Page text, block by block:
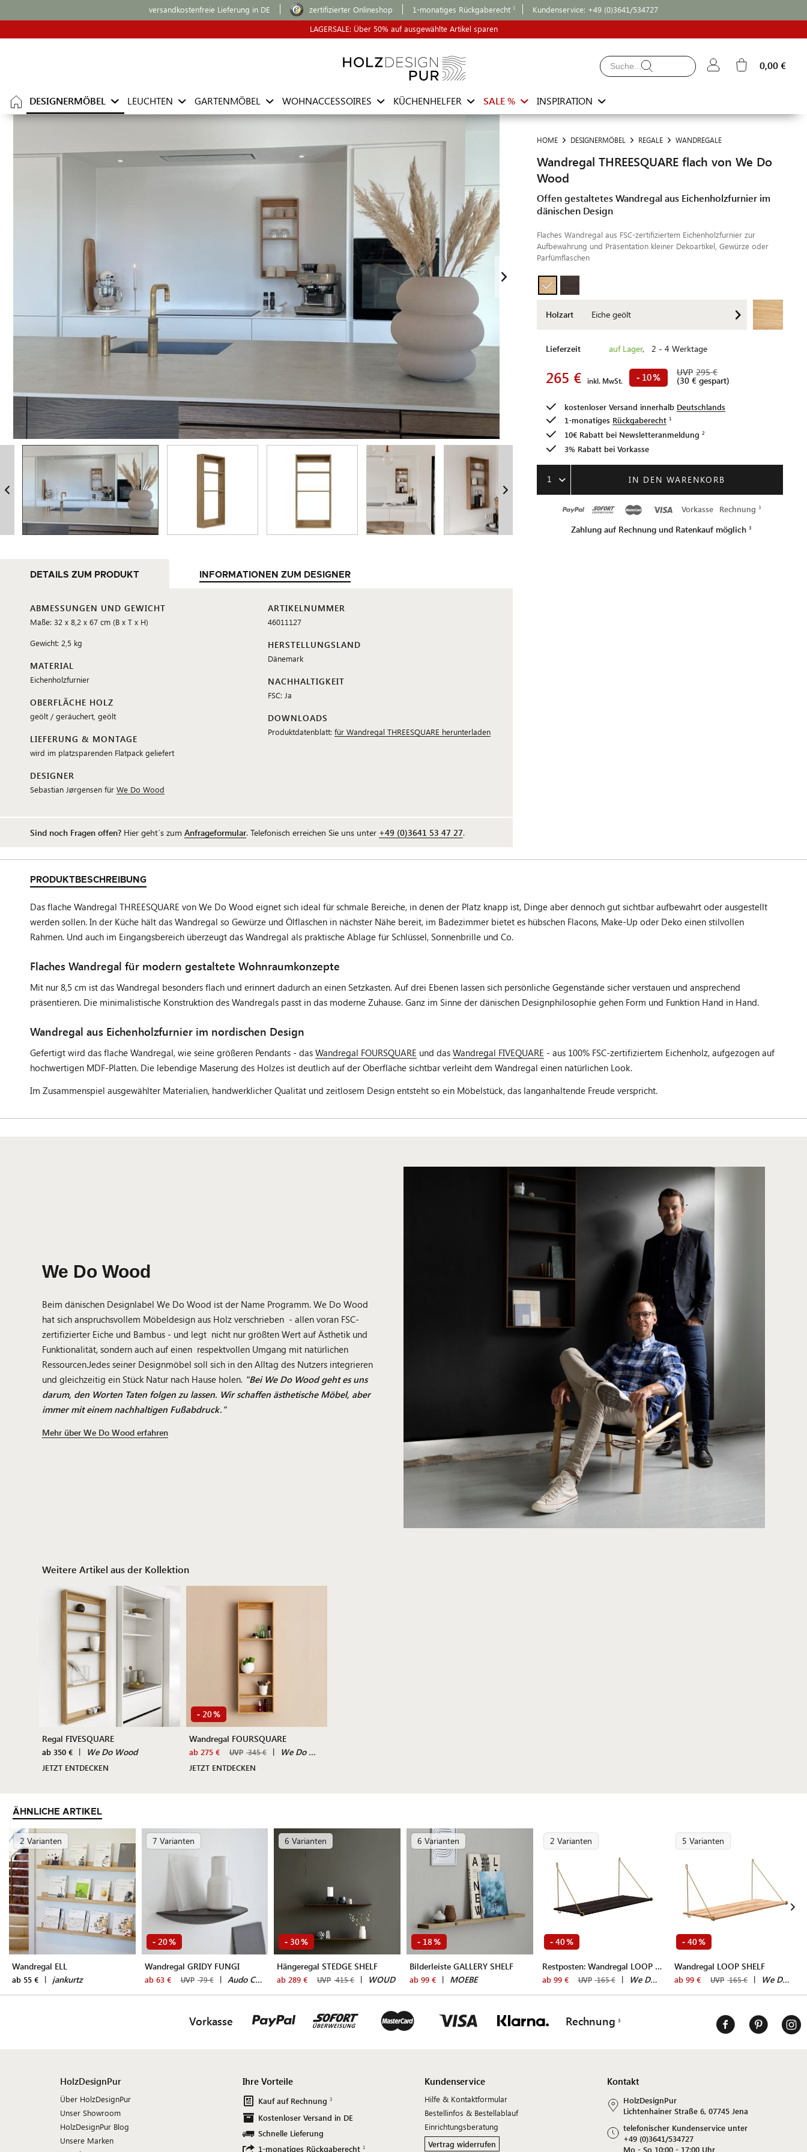
versandkostenfreie Lieferung in DE zertifizierter Onlineshop 1-monatiges Rückgaberecht Kundenservice: +49 (0)3641/534727
LAGERSALE: Über 50% auf ausgewählte Artikel sparen
0,00 €
DESIGNERMÖBEL LEUCHTEN GARTENMÖBEL WOHNACCESSOIRES KÜCHENHELFER SALE % INSPIRATION
HOME DESIGNERMÖBEL REGALE WANDREGALE
Wandregal THREESQUARE flach von We Do
Wood
Offen gestaltetes Wandregal aus Eichenholzfurnier im
dänischen Design
Flaches Wandregal aus FSC-zertifiziertem Eichenholzfurnier zur
Aufbewahrung und Präsentation kleiner Dekoartikel, Gewürze oder
Parfümflaschen
Holzart Eiche geölt
Lieferzeit auf Lager, 2 - 4 Werktage
265 € inkl. MwSt. - 10%
UVP 295 €
(30 € gespart)
kostenloser Versand innerhalb Deutschlands
1-monatiges Rückgaberecht
10€ Rabatt bei Newsletteranmeldung
3% Rabatt bei Vorkasse
1 IN DEN WARENKORB
Vorkasse Rechnung
Zahlung auf Rechnung und Ratenkauf möglich
DETAILS ZUM PRODUKT INFORMATIONEN ZUM DESIGNER
ABMESSUNGEN UND GEWICHT
Maße: 32 x 8,2 x 67 cm (B x T x H)
Gewicht: 2,5 kg
MATERIAL
Eichenholzfurnier
OBERFLÄCHE HOLZ
geölt / geräuchert, geölt
LIEFERUNG & MONTAGE
wird im platzsparenden Flatpack geliefert
DESIGNER
Sebastian Jørgensen für We Do Wood
ARTIKELNUMMER
46011127
HERSTELLUNGSLAND
Dänemark
NACHHALTIGKEIT
FSC: Ja
DOWNLOADS
Produktdatenblatt: für Wandregal THREESQUARE herunterladen
Sind noch Fragen offen? Hier geht´s zum Anfrageformular. Telefonisch erreichen Sie uns unter +49 (0)3641 53 47 27.
PRODUKTBESCHREIBUNG
Das flache Wandregal THREESQUARE von We Do Wood eignet sich ideal für schmale Bereiche, in denen der Platz knapp ist, Dinge aber dennoch gut sichtbar aufbewahrt oder ausgestellt
werden sollen. In der Küche hält das Wandregal so Gewürze und Ölflaschen in nächster Nähe bereit, im Badezimmer bietet es hübschen Flacons, Make-Up oder Deko einen stilvollen
Rahmen. Und auch im Eingangsbereich überzeugt das Wandregal als praktische Ablage für Schlüssel, Sonnenbrille und Co.
Flaches Wandregal für modern gestaltete Wohnraumkonzepte
Mit nur 8,5 cm ist das Wandregal besonders flach und erinnert dadurch an einen Setzkasten. Auf drei Ebenen lassen sich persönliche Gegenstände sicher verstauen und ansprechend
präsentieren. Die minimalistische Konstruktion des Wandregals passt in das moderne Zuhause. Ganz im Sinne der dänischen Designphilosophie gehen Form und Funktion Hand in Hand.
Wandregal aus Eichenholzfurnier im nordischen Design
Gefertigt wird das flache Wandregal, wie seine größeren Pendants - das Wandregal FOURSQUARE und das Wandregal FIVEQUARE - aus 100% FSC-zertifiziertem Eichenholz, aufgezogen auf
hochwertigen MDF-Platten. Die lebendige Maserung des Holzes ist deutlich auf der Oberfläche sichtbar verleiht dem Wandregal einen natürlichen Look.
Im Zusammenspiel ausgewählter Materialien, handwerklicher Qualität und zeitlosem Design entsteht so ein Möbelstück, das langanhaltende Freude verspricht.
We Do Wood
Beim dänischen Designlabel We Do Wood ist der Name Programm. We Do Wood
hat sich anspruchsvollem Möbeldesign aus Holz verschrieben - allen voran FSC-
zertifizierter Eiche und Bambus - und legt nicht nur größten Wert auf Ästhetik und
Funktionalität, sondern auch auf einen respektvollen Umgang mit natürlichen
Ressourcen.Jedes seiner Designmöbel soll sich in den Alltag des Nutzers integrieren
und gleichzeitig ein Stück Natur nach Hause holen. "Bei We Do Wood geht es uns
darum, den Worten Taten folgen zu lassen. Wir schaffen ästhetische Möbel, aber
immer mit einem nachhaltigen Fußabdruck."
Mehr über We Do Wood erfahren
Weitere Artikel aus der Kollektion
Regal FIVESQUARE
ab 350 € | We Do Wood
JETZT ENTDECKEN
- 20%
Wandregal FOURSQUARE
ab 275 € UVP 345 € | We Do Wood
JETZT ENTDECKEN
ÄHNLICHE ARTIKEL
2 Varianten
Wandregal ELL
ab 55 € | jankurtz
7 Varianten
- 20%
Wandregal GRIDY FUNGI
ab 63 € UVP 79 € | Audo Copenhagen
6 Varianten
- 30%
Hängeregal STEDGE SHELF
ab 289 € UVP 415 € | WOUD
6 Varianten
- 18%
Bilderleiste GALLERY SHELF
ab 99 € | MOEBE
2 Varianten
- 40%
Restposten: Wandregal LOOP SHELF
ab 99 € UVP 165 € | We Do Wood
5 Varianten
-40%
Wandregal LOOP SHELF
ab 99 € UVP 165 € | We Do Wood
Vorkasse Rechnung
HolzDesignPur
Über HolzDesignPur
Unser Showroom
HolzDesignPur Blog
Unsere Marken
Ihre Vorteile
Kauf auf Rechnung
Kostenloser Versand in DE
Schnelle Lieferung
1-monatiges Rückgaberecht
Kundenservice
Hilfe & Kontaktformular
Bestellinfos & Bestellablauf
Einrichtungsberatung
Vertrag widerrufen
Kontakt
HolzDesignPur
Lichtenhainer Straße 6, 07745 Jena
telefonischer Kundenservice unter
+49 (0)3641/534727
Mo - So 10:00 - 17:00 Uhr